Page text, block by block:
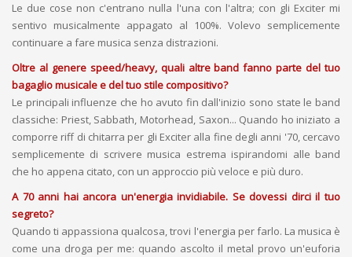
Le due cose non c'entrano nulla l'una con l'altra; con gli Exciter mi
sentivo musicalmente appagato al 100%. Volevo semplicemente
continuare a fare musica senza distrazioni.
Oltre al genere speed/heavy, quali altre band fanno parte del tuo
bagaglio musicale e del tuo stile compositivo?
Le principali influenze che ho avuto fin dall'inizio sono state le band
classiche: Priest, Sabbath, Motorhead, Saxon... Quando ho iniziato a
comporre riff di chitarra per gli Exciter alla fine degli anni '70, cercavo
semplicemente di scrivere musica estrema ispirandomi alle band
che ho appena citato, con un approccio più veloce e più duro.
A 70 anni hai ancora un'energia invidiabile. Se dovessi dirci il tuo
segreto?
Quando ti appassiona qualcosa, trovi l'energia per farlo. La musica è
come una droga per me: quando ascolto il metal provo un'euforia